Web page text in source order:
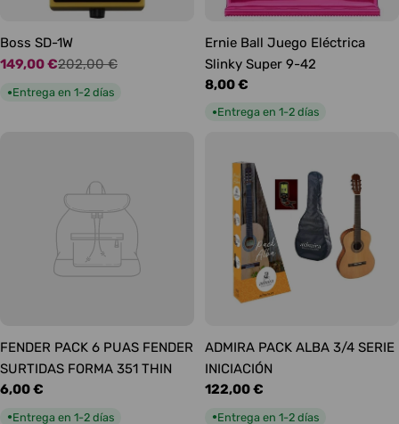
Boss SD-1W
Precio
de
149,00 €
Precio
habitual
202,00 €
●Entrega en 1-2 días
Ernie Ball Juego Eléctrica
Slinky Super 9-42
Precio
habitual
8,00 €
●Entrega en 1-2 días
FENDER PACK 6 PUAS FENDER
SURTIDAS FORMA 351 THIN
Precio
6,00 €
●Entrega en 1-2 días
ADMIRA PACK ALBA 3/4 SERIE
INICIACIÓN
Precio
122,00 €
●Entrega en 1-2 días